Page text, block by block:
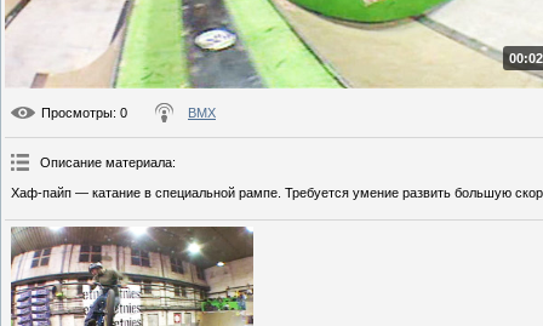
Просмотры: 0 BMX
Описание материала:
Хаф-пайп — катание в специальной рампе. Требуется умение развить большую